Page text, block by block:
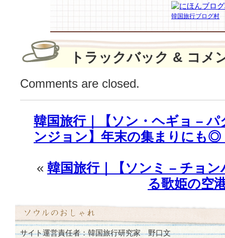
水
木
ラ
大
②♪
は
韓国旅行ブログ村
トラックバック & コメ
Comments are closed.
韓国旅行｜【ソン・ヘギョ –
ンジョン】年末の集まりにも◎
« 韓国旅行｜【ソンミ – チョ
る歌姫の空
サイト運営責任者：韓国旅行研究家 野口文